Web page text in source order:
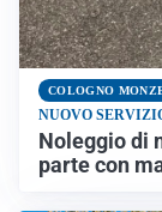
COLOGNO
NUOVO
Noleggio di
parte con